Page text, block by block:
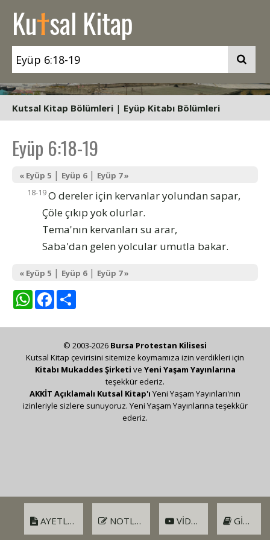
Kutsal Kitap
Kutsal Kitap Bölümleri | Eyüp Kitabı Bölümleri
Eyüp 6:18-19
« Eyüp 5 | Eyüp 6| Eyüp 7 »
18-19O dereler için kervanlar yolundan sapar,
Çöle çıkıp yok olurlar.
Tema'nın kervanları su arar,
Saba'dan gelen yolcular umutla bakar.
« Eyüp 5 | Eyüp 6| Eyüp 7 »
WhatsAppFacebook
AYETLER NOTLAR VIDEO GIRIŞ
© 2003-2026 Bursa Protestan Kilisesi
Kutsal Kitap çevirisini sitemize koymamıza izin verdikleri için
Kitabı Mukaddes Şirketi ve Yeni Yaşam Yayınlarına
teşekkür ederiz.
AKKİT Açıklamalı Kutsal Kitap'ı Yeni Yaşam Yayınları'nın
izinleriyle sizlere sunuyoruz. Yeni Yaşam Yayınlarına teşekkür
ederiz.